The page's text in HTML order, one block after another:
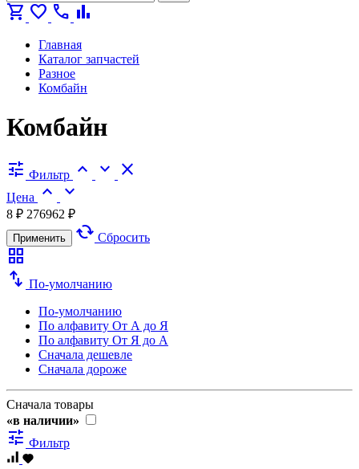
shopping_cart favorite call bar_chart
Главная
Каталог запчастей
Разное
Комбайн
Комбайн
tune Фильтр expand_less expand_more close
Цена expand_less expand_more
8 ₽ 276962 ₽
Применить cached Сбросить
grid_view
swap_vert По-умолчанию
По-умолчанию
По алфавиту От А до Я
По алфавиту От Я до А
Сначала дешевле
Сначала дороже
Сначала товары
«в наличии»
tune Фильтр